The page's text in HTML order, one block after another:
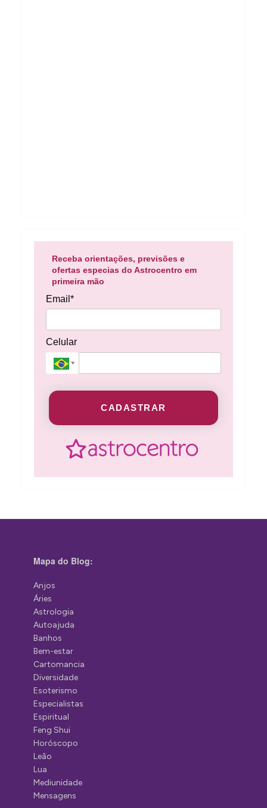
Receba orientações, previsões e
ofertas especias do Astrocentro em
primeira mão
Email*
Celular
CADASTRAR
Mapa do Blog:
Anjos
Áries
Astrologia
Autoajuda
Banhos
Bem-estar
Cartomancia
Diversidade
Esoterismo
Especialistas
Espiritual
Feng Shui
Horóscopo
Leão
Lua
Mediunidade
Mensagens